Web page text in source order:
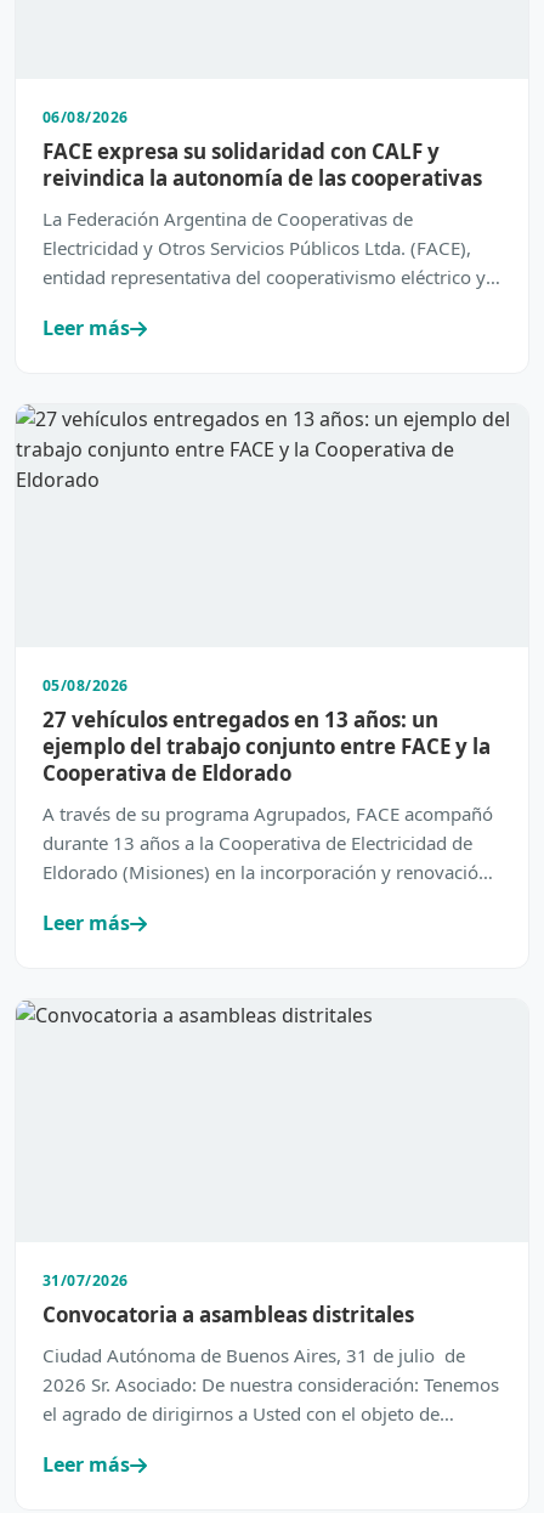
06/08/2026
FACE expresa su solidaridad con CALF y
reivindica la autonomía de las cooperativas
La Federación Argentina de Cooperativas de
Electricidad y Otros Servicios Públicos Ltda. (FACE),
entidad representativa del cooperativismo eléctrico y
Leer más
05/08/2026
27 vehículos entregados en 13 años: un
ejemplo del trabajo conjunto entre FACE y la
Cooperativa de Eldorado
A través de su programa Agrupados, FACE acompañó
durante 13 años a la Cooperativa de Electricidad de
Eldorado (Misiones) en la incorporación y renovación
Leer más
31/07/2026
Convocatoria a asambleas distritales
Ciudad Autónoma de Buenos Aires, 31 de julio de
2026 Sr. Asociado: De nuestra consideración: Tenemos
el agrado de dirigirnos a Usted con el objeto de
Leer más